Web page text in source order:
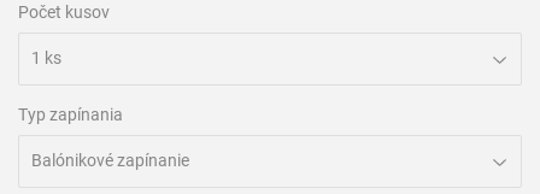
Počet kusov
Typ zapínania